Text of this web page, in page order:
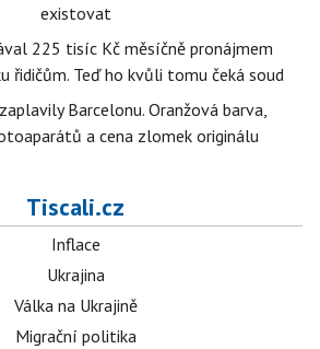
existovat
225 tisíc Kč měsíčně pronájmem
řidičům. Teď ho kvůli tomu čeká soud
Barcelonu. Oranžová barva,
a cena zlomek originálu
Tiscali.cz
Inflace
Ukrajina
Válka na Ukrajině
Migrační politika